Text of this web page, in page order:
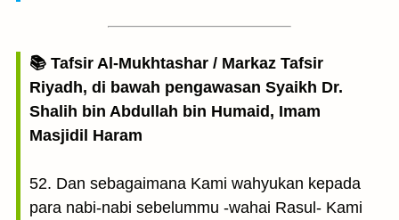
📚 Tafsir Al-Mukhtashar / Markaz Tafsir
Riyadh, di bawah pengawasan Syaikh Dr.
Shalih bin Abdullah bin Humaid, Imam
Masjidil Haram
52. Dan sebagaimana Kami wahyukan kepada
para nabi-nabi sebelummu -wahai Rasul- Kami